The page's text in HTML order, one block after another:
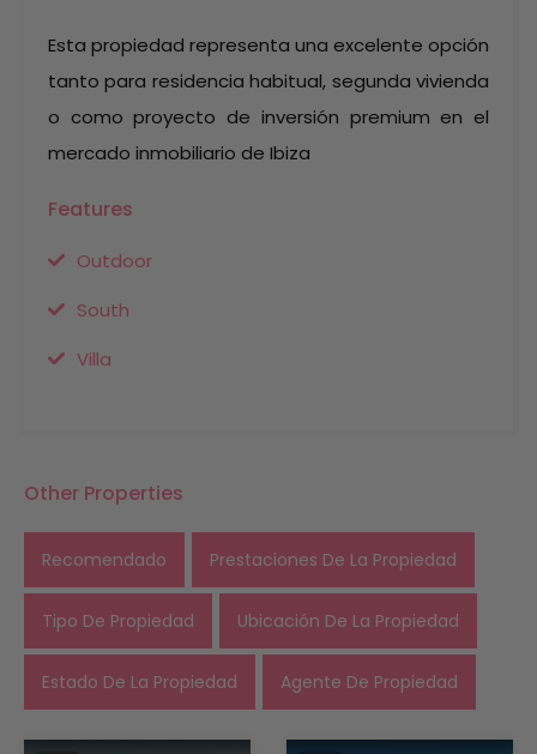
Esta propiedad representa una excelente opción
tanto para residencia habitual, segunda vivienda
o como proyecto de inversión premium en el
mercado inmobiliario de Ibiza
Features
Outdoor
South
Villa
Other Properties
Recomendado Prestaciones De La Propiedad
Tipo De Propiedad Ubicación De La Propiedad
Estado De La Propiedad Agente De Propiedad